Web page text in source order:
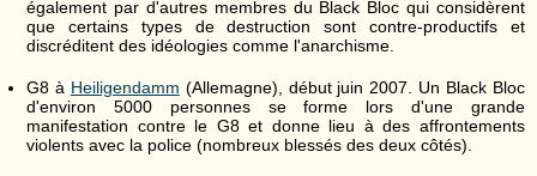
également par d'autres membres du Black Bloc qui considèrent
que certains types de destruction sont contre-productifs et
discréditent des idéologies comme l'anarchisme.
G8 à Heiligendamm (Allemagne), début juin 2007. Un Black Bloc
d'environ 5000 personnes se forme lors d'une grande
manifestation contre le G8 et donne lieu à des affrontements
violents avec la police (nombreux blessés des deux côtés).